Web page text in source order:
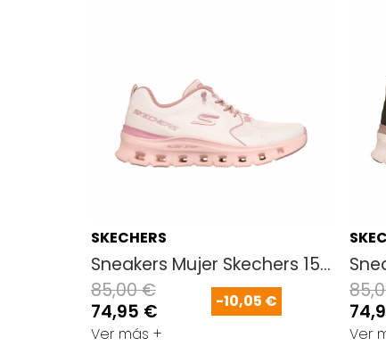
233064 Marino
SKECHERS
Sneakers Mujer Skechers 150484
85,00 €
74,95 €
-10,05 €
Ver más +
Ver